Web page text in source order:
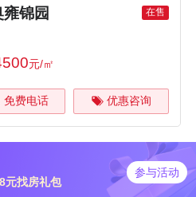
雍锦园 在售
元/㎡
免费电话 优惠咨询
元找房礼包
参与活动